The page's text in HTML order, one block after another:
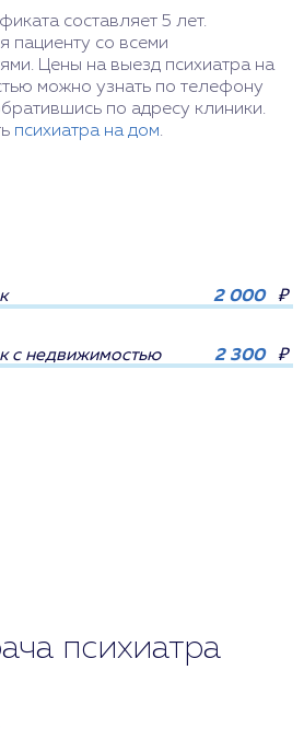
составляет 5 лет.
пациенту со всеми
Цены на выезд психиатра на
можно узнать по телефону
по адресу клиники.
психиатра на дом.
2 000 ₽
с недвижимостью 2 300 ₽
психиатра